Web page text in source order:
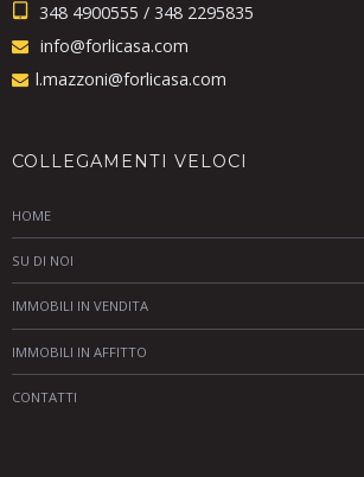
348 4900555 / 348 2295835
info@forlicasa.com
l.mazzoni@forlicasa.com
COLLEGAMENTI VELOCI
HOME
SU DI NOI
IMMOBILI IN VENDITA
IMMOBILI IN AFFITTO
CONTATTI